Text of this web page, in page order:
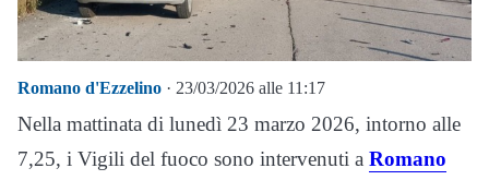
Romano d'Ezzelino · 23/03/2026 alle 11:17
Nella mattinata di lunedì 23 marzo 2026, intorno alle
7,25, i Vigili del fuoco sono intervenuti a Romano